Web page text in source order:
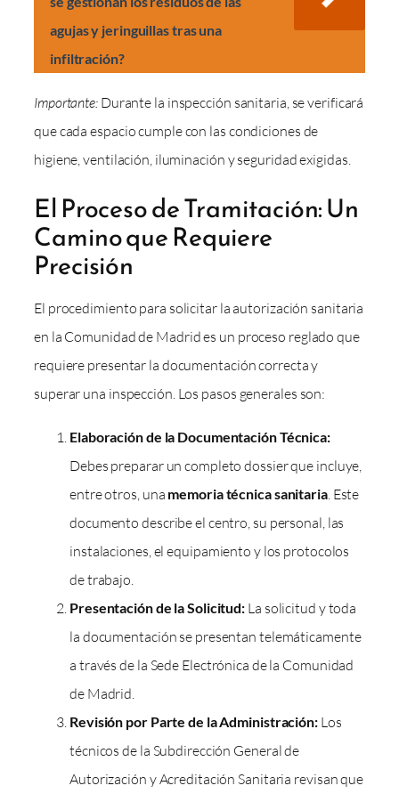
agujas y jeringuillas tras una
infiltración?
Importante:Durante la inspección sanitaria, se verificará
que cada espacio cumple con las condiciones de
higiene, ventilación, iluminación y seguridad exigidas.
El Proceso de Tramitación: Un
Camino que Requiere
Precisión
El procedimiento para solicitar la autorización sanitaria
en la Comunidad de Madrid es un proceso reglado que
requiere presentar la documentación correcta y
superar una inspección. Los pasos generales son:
Elaboración de la Documentación Técnica:
Debes preparar un completo dossier que incluye,
entre otros, una memoria técnica sanitaria. Este
documento describe el centro, su personal, las
instalaciones, el equipamiento y los protocolos
de trabajo.
Presentación de la Solicitud: La solicitud y toda
la documentación se presentan telemáticamente
a través de la Sede Electrónica de la Comunidad
de Madrid.
Revisión por Parte de la Administración: Los
técnicos de la Subdirección General de
Autorización y Acreditación Sanitaria revisan que